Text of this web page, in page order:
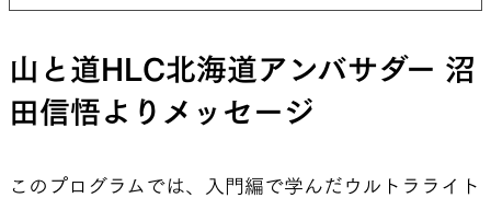
山と道HLC北海道アンバサダー 沼
田信悟よりメッセージ
このプログラムでは、入門編で学んだウルトラライト